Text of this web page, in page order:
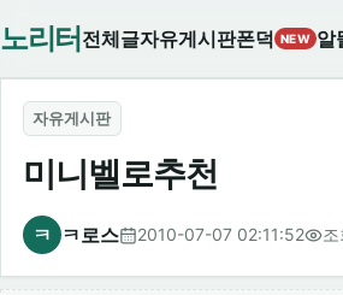
노리터 전체글자유게시판폰덕 NEW 알
자유게시판
미니벨로추천
ㅋ ㅋ로스 2010-07-07 02:11:52 조